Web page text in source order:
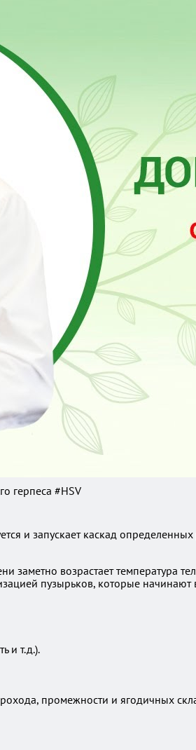
герпеса #HSV
и запускает каскад
возрастает температура
пузырьков, которые
и т.д.).
промежности и ягодичных